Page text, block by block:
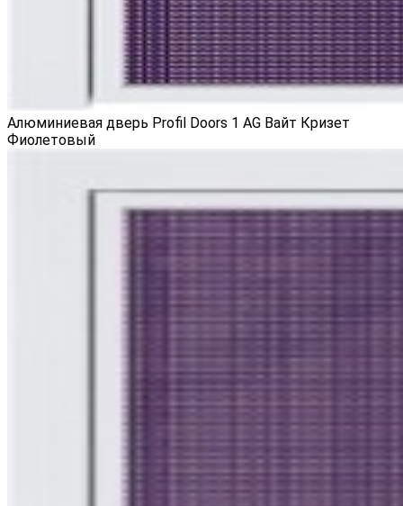
Алюминиевая дверь Profil Doors 1 AG Вайт Кризет
Фиолетовый